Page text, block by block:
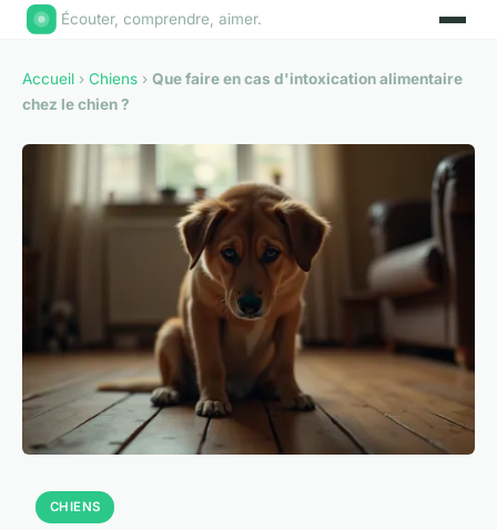
Écouter, comprendre, aimer.
Accueil › Chiens › Que faire en cas d'intoxication alimentaire
chez le chien ?
CHIENS